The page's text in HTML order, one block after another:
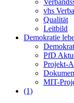
vhs
Qualität
Leitbild
Demokratie
PfD
Projekt-
MIT-
(1)